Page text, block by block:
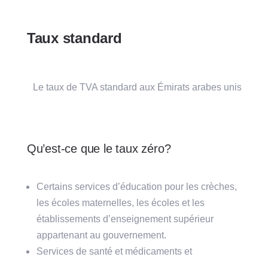
Taux standard
Le taux de TVA standard aux Émirats arabes unis en
Qu’est-ce que le taux zéro?
Certains services d’éducation pour les crèches,
les écoles maternelles, les écoles et les
établissements d’enseignement supérieur
appartenant au gouvernement.
Services de santé et médicaments et